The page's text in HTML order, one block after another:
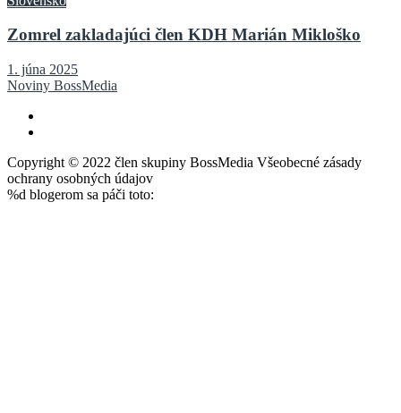
Zomrel zakladajúci člen KDH Marián Mikloško
1. júna 2025
Noviny BossMedia
Copyright © 2022 člen skupiny BossMedia Všeobecné zásady
ochrany osobných údajov
%d blogerom sa páči toto: